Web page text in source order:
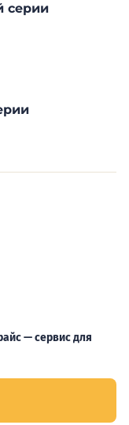
серии
— сервис для